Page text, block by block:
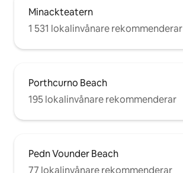
Minackteatern
1 531 lokalinvånare rekommenderar
Porthcurno Beach
195 lokalinvånare rekommenderar
Pedn Vounder Beach
77 lokalinvånare rekommenderar